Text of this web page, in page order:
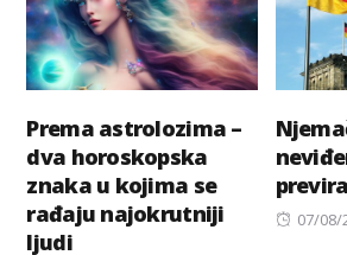
Prema astrolozima –
dva horoskopska
znaka u kojima se
rađaju najokrutniji
ljudi
Posted
07/08/